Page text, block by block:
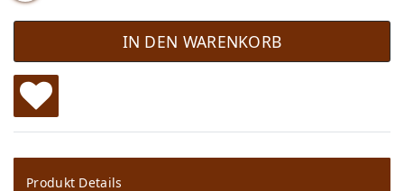
IN DEN WARENKORB
W
u
Produkt Details